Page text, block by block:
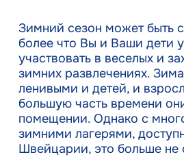
Зимний сезон может быть
более что Вы и Ваши дети
участвовать в веселых и
зимних развлечениях.
ленивыми и детей, и
большую часть времени
помещении. Однако с
зимними лагерями,
Швейцарии, это больше не